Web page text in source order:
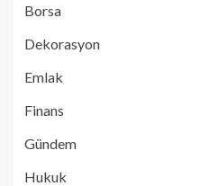
Borsa
Dekorasyon
Emlak
Finans
Gündem
Hukuk